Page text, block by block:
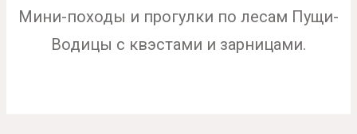
Мини-походы и прогулки по лесам Пущи-
Водицы с квэстами и зарницами.